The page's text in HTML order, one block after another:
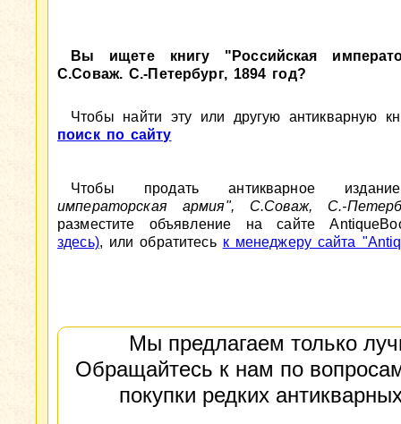
Вы ищете книгу "Российская
С.Соваж. С.-Петербург, 1894 год?
Чтобы найти эту или другую антикварную
поиск по сайту
Чтобы продать антикварное
императорская армия", С.Соваж, С.-
разместите объявление на сайте
здесь), или обратитесь к менеджеру сайта
Мы предлагаем только
Обращайтесь к нам по
покупки редких